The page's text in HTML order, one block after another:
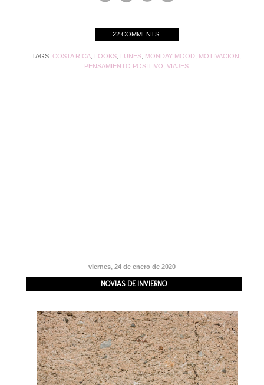
22 COMMENTS
TAGS:COSTA RICA LOOKS LUNES MONDAY MOOD MOTIVACION
PENSAMIENTO POSITIVO ,VIAJES
viernes, 24 de enero de 2020
NOVIAS DE INVIERNO